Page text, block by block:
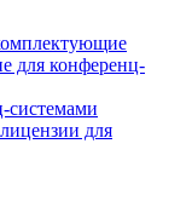
для конференц-
системами
для